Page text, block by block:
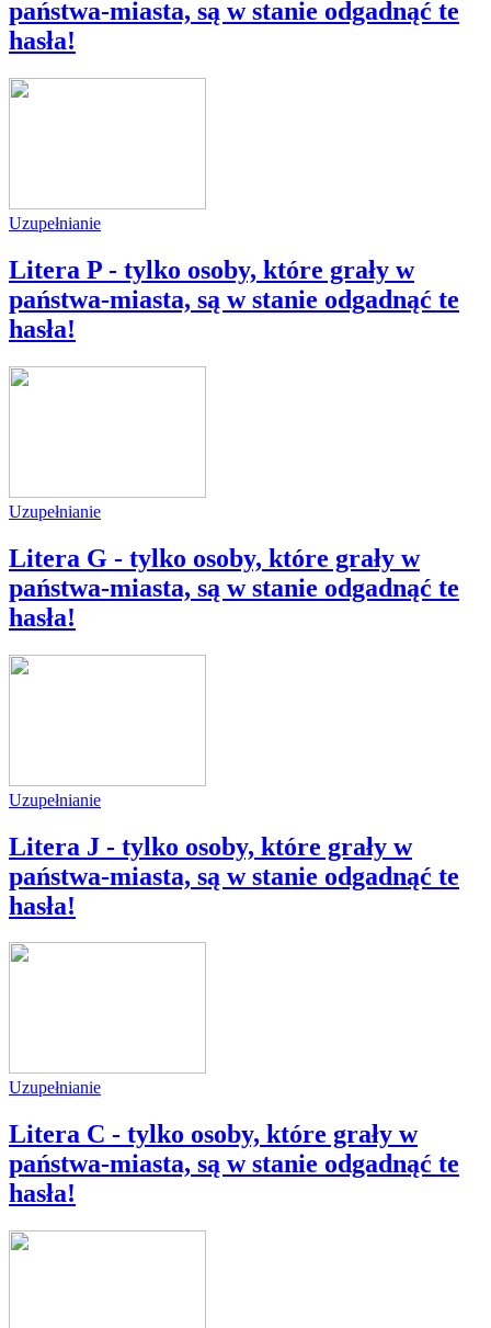
państwa-miasta, są w stanie odgadnąć te
hasła!
Uzupełnianie
Litera P - tylko osoby, które grały w
państwa-miasta, są w stanie odgadnąć te
hasła!
Uzupełnianie
Litera G - tylko osoby, które grały w
państwa-miasta, są w stanie odgadnąć te
hasła!
Uzupełnianie
Litera J - tylko osoby, które grały w
państwa-miasta, są w stanie odgadnąć te
hasła!
Uzupełnianie
Litera C - tylko osoby, które grały w
państwa-miasta, są w stanie odgadnąć te
hasła!